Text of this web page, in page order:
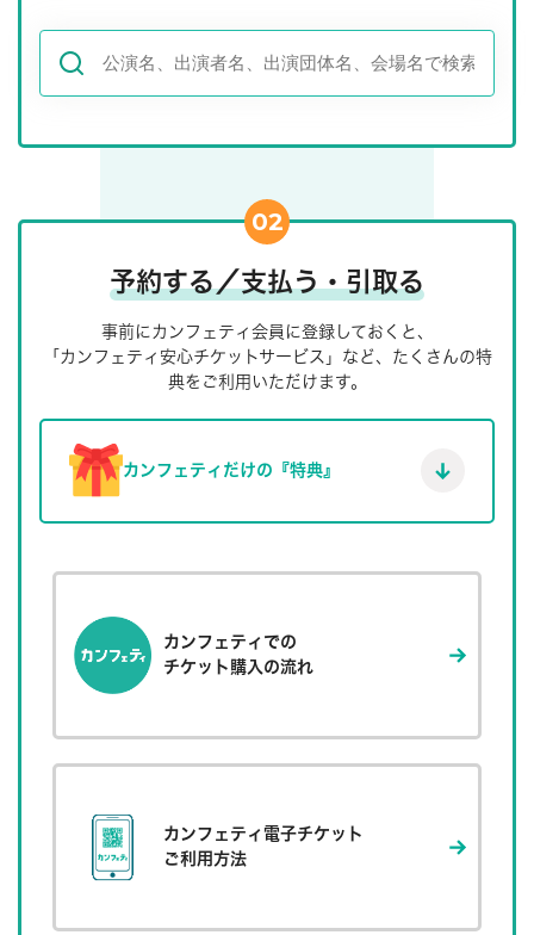
02
予約する／支払う・引取る
事前にカンフェティ会員に登録しておくと、
「カンフェティ安心チケットサービス」など、たくさんの特
典をご利用いただけます。
カンフェティだけの『特典』
カンフェティでの
チケット購入の流れ
カンフェティ電子チケット
ご利用方法